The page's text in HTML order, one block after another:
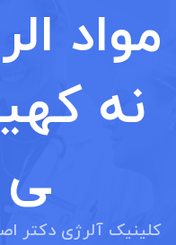
مواد
نه
ی
کلینیک آلرژی دکتر